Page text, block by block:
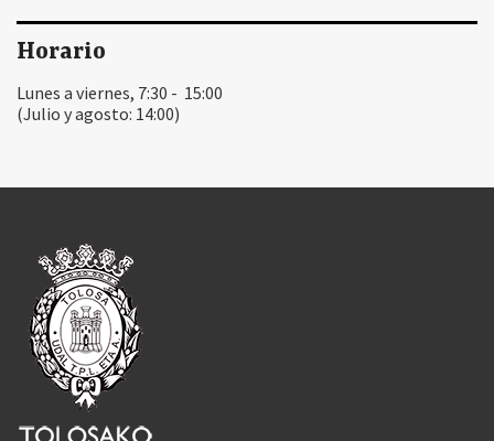
Horario
Lunes a viernes, 7:30 - 15:00
(Julio y agosto: 14:00)